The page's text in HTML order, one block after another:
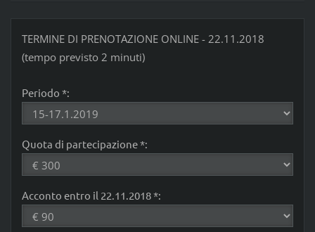
TERMINE DI PRENOTAZIONE ONLINE - 22.11.2018
(tempo previsto 2 minuti)
Periodo *:
Quota di partecipazione *:
Acconto entro il 22.11.2018 *: